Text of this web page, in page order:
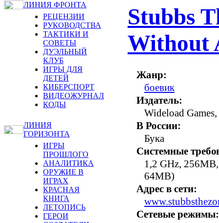
ЛИНИЯ ФРОНТА
РЕЦЕНЗИИ
РУКОВОДСТВА
ТАКТИКИ И
СОВЕТЫ
ДУЭЛЬНЫЙ
КЛУБ
ИГРЫ ДЛЯ
ДЕТЕЙ
КИБЕРСПОРТ
ВИДЕОЖУРНАЛ
КОДЫ
ЛИНИЯ
ГОРИЗОНТА
ИГРЫ
ПРОШЛОГО
АНАЛИТИКА
ОРУЖИЕ В
ИГРАХ
КРАСНАЯ
КНИГА
ЛЕТОПИСЬ
ГЕРОИ
Stubbs
Without
Жанр:
боевик
Издатель:
Wideload
В России:
Бука
Системные
1,2 GHz,
64MB)
Адрес в сети:
Сетевые режимы: